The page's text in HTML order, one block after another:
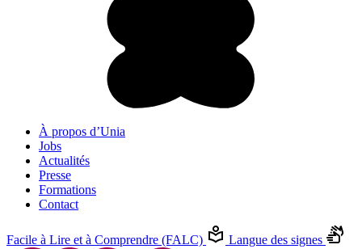
À propos d’Unia
Jobs
Actualités
Presse
Formations
Contact
Facile à Lire et à Comprendre (FALC) Langue des signes